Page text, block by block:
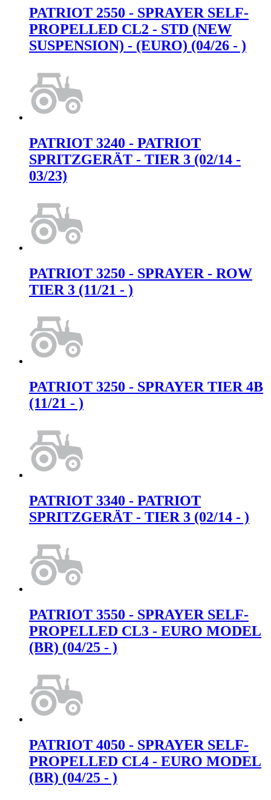
PATRIOT 2550 - SPRAYER SELF-
PROPELLED CL2 - STD (NEW
SUSPENSION) - (EURO) (04/26 - )
PATRIOT 3240 - PATRIOT
SPRITZGERÄT - TIER 3 (02/14 -
03/23)
PATRIOT 3250 - SPRAYER - ROW
TIER 3 (11/21 - )
PATRIOT 3250 - SPRAYER TIER 4B
(11/21 - )
PATRIOT 3340 - PATRIOT
SPRITZGERÄT - TIER 3 (02/14 - )
PATRIOT 3550 - SPRAYER SELF-
PROPELLED CL3 - EURO MODEL
(BR) (04/25 - )
PATRIOT 4050 - SPRAYER SELF-
PROPELLED CL4 - EURO MODEL
(BR) (04/25 - )